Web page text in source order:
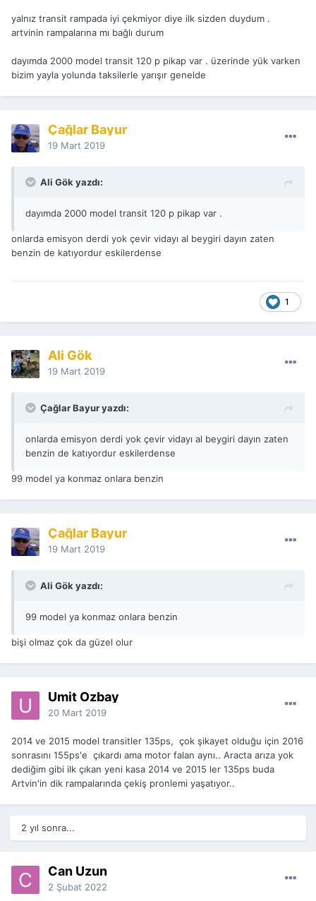
yalnız transit rampada iyi çekmiyor diye ilk sizden duydum .
artvinin rampalarına mı bağlı durum
dayımda 2000 model transit 120 p pikap var . üzerinde yük varken
bizim yayla yolunda taksilerle yarışır genelde
Çağlar Bayur
19 Mart 2019
Ali Gök yazdı:
dayımda 2000 model transit 120 p pikap var .
onlarda emisyon derdi yok çevir vidayı al beygiri dayın zaten
benzin de katıyordur eskilerdense
1
Ali Gök
19 Mart 2019
Çağlar Bayur yazdı:
onlarda emisyon derdi yok çevir vidayı al beygiri dayın zaten
benzin de katıyordur eskilerdense
99 model ya konmaz onlara benzin
Çağlar Bayur
19 Mart 2019
Ali Gök yazdı:
99 model ya konmaz onlara benzin
bişi olmaz çok da güzel olur
Umit Ozbay
20 Mart 2019
2014 ve 2015 model transitler 135ps, çok şikayet olduğu için 2016
sonrasını 155ps'e çıkardı ama motor falan aynı.. Aracta arıza yok
dediğim gibi ilk çıkan yeni kasa 2014 ve 2015 ler 135ps buda
Artvin'in dik rampalarında çekiş pronlemi yaşatıyor..
2 yıl sonra...
Can Uzun
2 Şubat 2022